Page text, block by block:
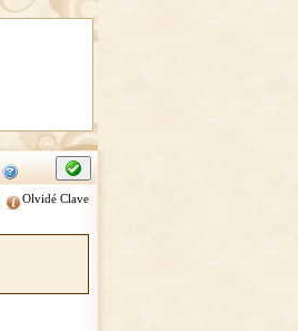
Olvidé Clave